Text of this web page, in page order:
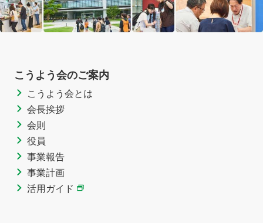
こうよう会のご案内
こうよう会とは
会長挨拶
会則
役員
事業報告
事業計画
活用ガイド